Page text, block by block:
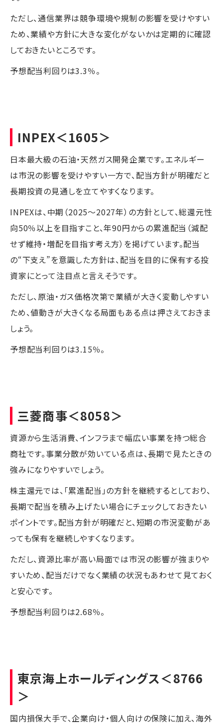
ただし、通信業界は競争環境や規制の影響を受けやすい
ため、業績や方針に大きな変化がないかは定期的に確認
しておきたいところです。
予想配当利回りは3.3％。
INPEX＜1605＞
日本最大級の石油・天然ガス開発企業です。エネルギー
は市況の影響を受けやすい一方で、配当方針が明確だと
長期投資の見通しを立てやすくなります。
INPEXは、中期（2025〜2027年）の方針として、総還元性
向50％以上を目指すこと、年90円からの累進配当（減配
せず維持・増配を目指す考え方）を掲げています。配当
の“下支え”を意識した方針は、配当を目的に保有する投
資家にとって注目点と言えそうです。
ただし、原油・ガス価格次第で業績が大きく変動しやすい
ため、値動きが大きくなる局面もある点は押さえておきま
しょう。
予想配当利回りは3.15％。
三菱商事＜8058＞
資源から生活消費、インフラまで幅広い事業を持つ総合
商社です。事業分散が効いている点は、長期で見たときの
強みになりやすいでしょう。
株主還元では、「累進配当」の方針を継続するとしており、
長期で配当を積み上げたい場合にチェックしておきたい
ポイントです。配当方針が明確だと、短期の市況変動があ
っても保有を継続しやすくなります。
ただし、資源比率が高い局面では市況の影響が強まりや
すいため、配当だけでなく業績の状況もあわせて見ておく
と安心です。
予想配当利回りは2.68％。
東京海上ホールディングス＜8766
＞
国内損保大手で、企業向け・個人向けの保険に加え、海外